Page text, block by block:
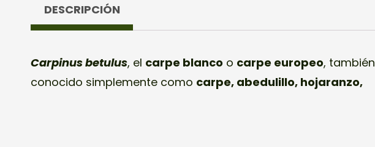
DESCRIPCIÓN
Carpinus betulus, el carpe blanco o carpe europeo, también
conocido simplemente como carpe, ​ abedulillo, hojaranzo,